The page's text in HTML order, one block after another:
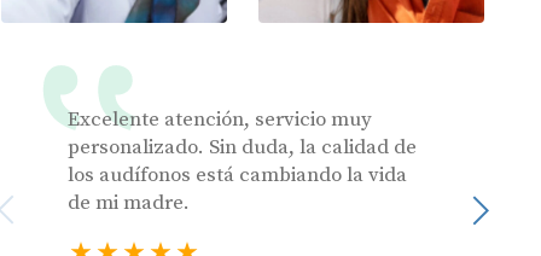
Excelente atención, servicio muy
personalizado. Sin duda, la calidad de
los audífonos está cambiando la vida
de mi madre.
Julia